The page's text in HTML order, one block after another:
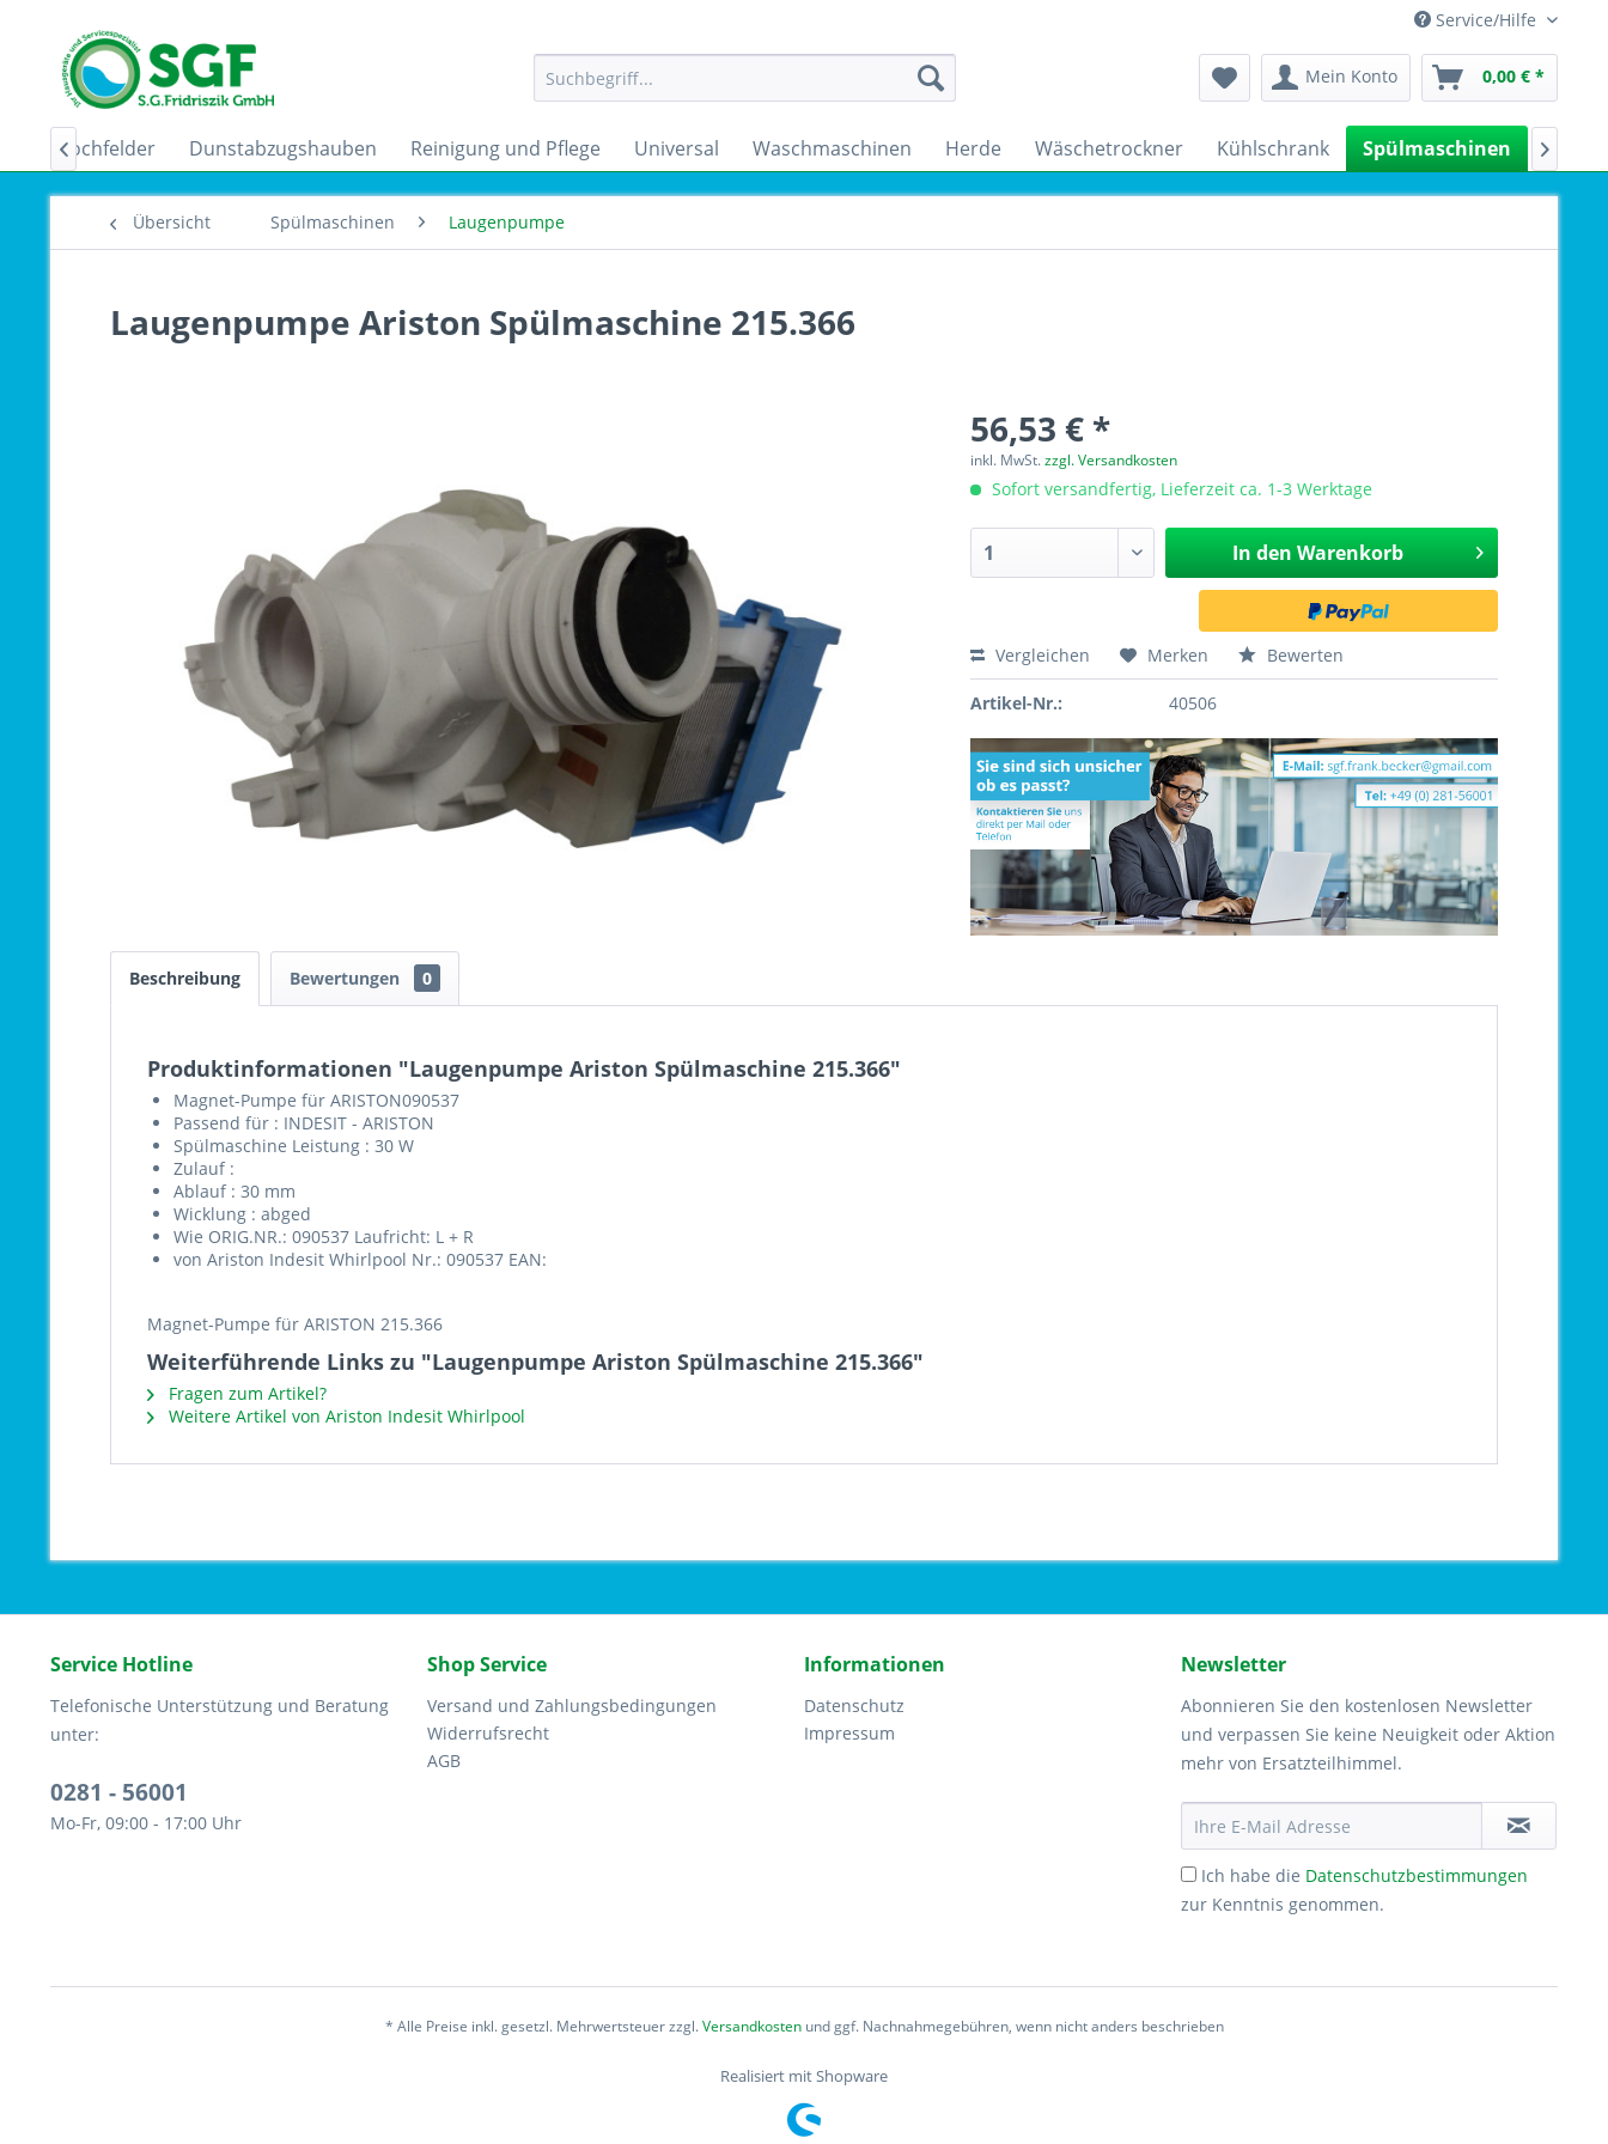
Service/Hilfe
Mein Konto 0,00 € *
Dunstabzugshauben Reinigung und Pflege Universal Waschmaschinen Herde Wäschetrockner Kühlschrank Spülmaschinen
 
Übersicht Spülmaschinen Laugenpumpe
Laugenpumpe Ariston Spülmaschine 215.366
56,53 € *
inkl. MwSt.zzgl. Versandkosten
Sofort versandfertig, Lieferzeit ca. 1-3 Werktage
In den Warenkorb
Vergleichen Merken Bewerten
Artikel-Nr.: 40506
Beschreibung Bewertungen 0
Produktinformationen "Laugenpumpe Ariston Spülmaschine 215.366"
Magnet-Pumpe für ARISTON090537
Passend für : INDESIT - ARISTON
Spülmaschine Leistung : 30 W
Zulauf :
Ablauf : 30 mm
Wicklung : abged
Wie ORIG.NR.: 090537 Laufricht: L + R
von Ariston Indesit Whirlpool Nr.: 090537 EAN:
Magnet-Pumpe für ARISTON 215.366
Weiterführende Links zu "Laugenpumpe Ariston Spülmaschine 215.366"
Fragen zum Artikel?
Weitere Artikel von Ariston Indesit Whirlpool
Service Hotline
Telefonische Unterstützung und Beratung
unter:
0281 - 56001
Mo-Fr, 09:00 - 17:00 Uhr
Shop Service
Versand und Zahlungsbedingungen
Widerrufsrecht
AGB
Informationen
Datenschutz
Impressum
Newsletter
Abonnieren Sie den kostenlosen Newsletter
und verpassen Sie keine Neuigkeit oder Aktion
mehr von Ersatzteilhimmel.
Ich habe die Datenschutzbestimmungen
zur Kenntnis genommen.
* Alle Preise inkl. gesetzl. Mehrwertsteuer zzgl.Versandkostenund ggf. Nachnahmegebühren, wenn nicht anders beschrieben
Realisiert mit Shopware